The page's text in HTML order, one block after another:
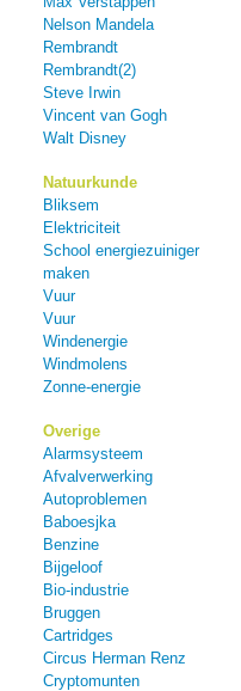
Nelson Mandela
Rembrandt
Rembrandt(2)
Steve Irwin
Vincent van Gogh
Walt Disney
Natuurkunde
Bliksem
Elektriciteit
School energiezuiniger
maken
Vuur
Vuur
Windenergie
Windmolens
Zonne-energie
Overige
Alarmsysteem
Afvalverwerking
Autoproblemen
Baboesjka
Benzine
Bijgeloof
Bio-industrie
Bruggen
Cartridges
Circus Herman Renz
Cryptomunten